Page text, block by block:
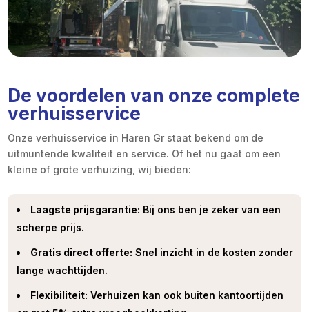
De voordelen van onze complete
verhuisservice
Onze verhuisservice in Haren Gr staat bekend om de
uitmuntende kwaliteit en service. Of het nu gaat om een
kleine of grote verhuizing, wij bieden:
Laagste prijsgarantie: Bij ons ben je zeker van een
scherpe prijs.
Gratis direct offerte: Snel inzicht in de kosten zonder
lange wachttijden.
Flexibiliteit: Verhuizen kan ook buiten kantoortijden